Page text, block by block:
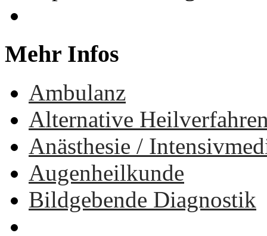
Mehr Infos
Ambulanz
Alternative
Anästhesie /
Augenheilkunde
Bildgebende Diagnostik